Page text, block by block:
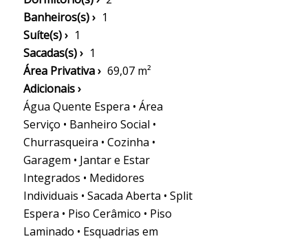
Banheiros(s) › 1
Suíte(s) › 1
Sacadas(s) › 1
Área Privativa › 69,07 m²
Adicionais ›
Água Quente Espera • Área
Serviço • Banheiro Social •
Churrasqueira • Cozinha •
Garagem • Jantar e Estar
Integrados • Medidores
Individuais • Sacada Aberta • Split
Espera • Piso Cerâmico • Piso
Laminado • Esquadrias em